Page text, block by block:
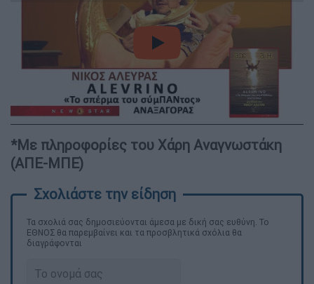
video
*Με πληροφορίες του Χάρη Αναγνωστάκη
(ΑΠΕ-ΜΠΕ)
Τα σχολιά σας δημοσιεύονται άμεσα με δική σας ευθύνη. Το
ΕΘΝΟΣ θα παρεμβαίνει και τα προσβλητικά σχόλια θα
διαγράφονται